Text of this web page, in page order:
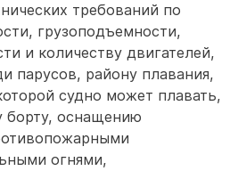
требований по
грузоподъемности,
и количеству двигателей,
парусов, району плавания,
судно может плавать,
борту, оснащению
огнями,